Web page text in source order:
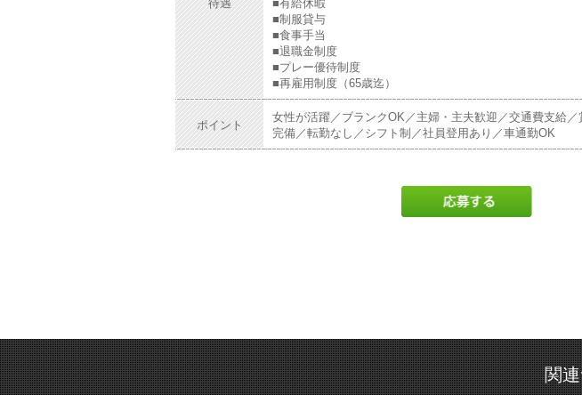
待遇
■有給休暇
■制服貸与
■食事手当
■退職金制度
■プレー優待制度
■再雇用制度（65歳迄）
ポイント
女性が活躍／ブランクOK／主婦・主夫歓迎／交通費支給
完備／転勤なし／シフト制／社員登用あり／車通勤OK
関